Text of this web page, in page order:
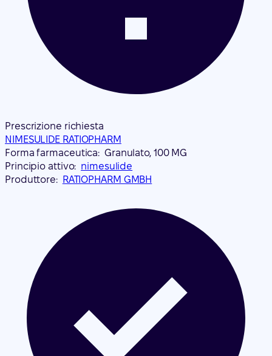
Prescrizione richiesta
NIMESULIDE RATIOPHARM
Forma farmaceutica: Granulato, 100 MG
Principio attivo: nimesulide
Produttore: RATIOPHARM GMBH